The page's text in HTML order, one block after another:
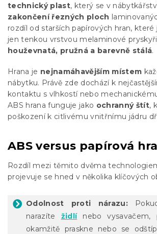
technický plast, který se v
zakončení řezných ploch
rozdíl od starších papírových hran,
jen tenkou vrstvou melaminové
houževnatá, pružná a barevně stálá.
Hrana je nejnamáhavějším místem
nábytku. Právě zde dochází k
kontaktu s vlhkostí nebo
ABS hrana funguje jako ochranný štít,
poškození k citlivému vnitřnímu jádru
ABS versus papírová
Rozdíl mezi těmito dvěma
projevuje se hned v několika klíčových
Odolnost proti nárazu:
narazíte židlínebo vysavačem,
okamžitě praskne nebo se